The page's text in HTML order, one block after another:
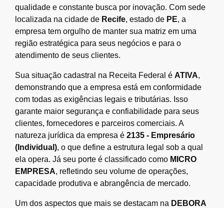
qualidade e constante busca por inovação. Com sede
localizada na cidade de Recife, estado de PE, a
empresa tem orgulho de manter sua matriz em uma
região estratégica para seus negócios e para o
atendimento de seus clientes.
Sua situação cadastral na Receita Federal é ATIVA,
demonstrando que a empresa está em conformidade
com todas as exigências legais e tributárias. Isso
garante maior segurança e confiabilidade para seus
clientes, fornecedores e parceiros comerciais. A
natureza jurídica da empresa é 2135 - Empresário
(Individual), o que define a estrutura legal sob a qual
ela opera. Já seu porte é classificado como MICRO
EMPRESA, refletindo seu volume de operações,
capacidade produtiva e abrangência de mercado.
Um dos aspectos que mais se destacam na DEBORA